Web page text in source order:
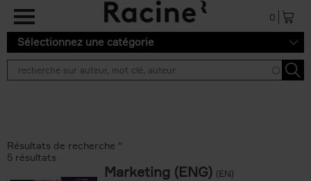
Aller au contenu principal
0
Sélectionnez une catégorie
Résultats de recherche ''
5 résultats
Marketing (ENG) (EN)